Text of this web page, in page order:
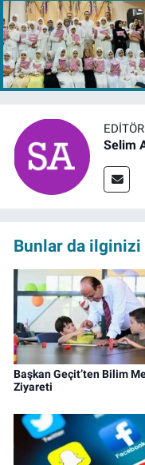
Selim
Bunlar da
Başkan Geçit’ten Bilim
Ziyareti